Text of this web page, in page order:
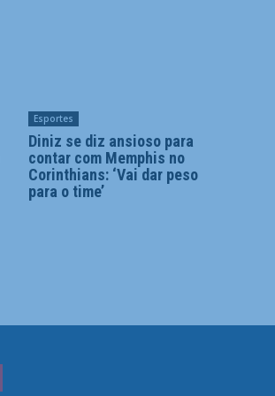
Esportes
Diniz se diz ansioso para
contar com Memphis no
Corinthians: ‘Vai dar peso
para o time’